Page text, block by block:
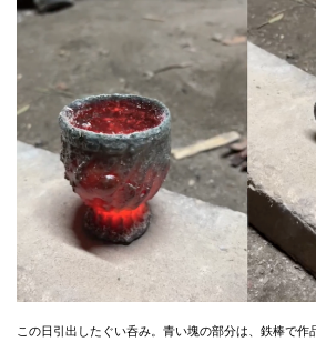
この日引出したぐい呑み。青い塊の部分は、鉄棒で作